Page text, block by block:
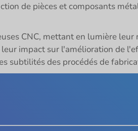
de pièces et composants
CNC, mettant en lumière
impact sur l'amélioration de
subtilités des procédés de